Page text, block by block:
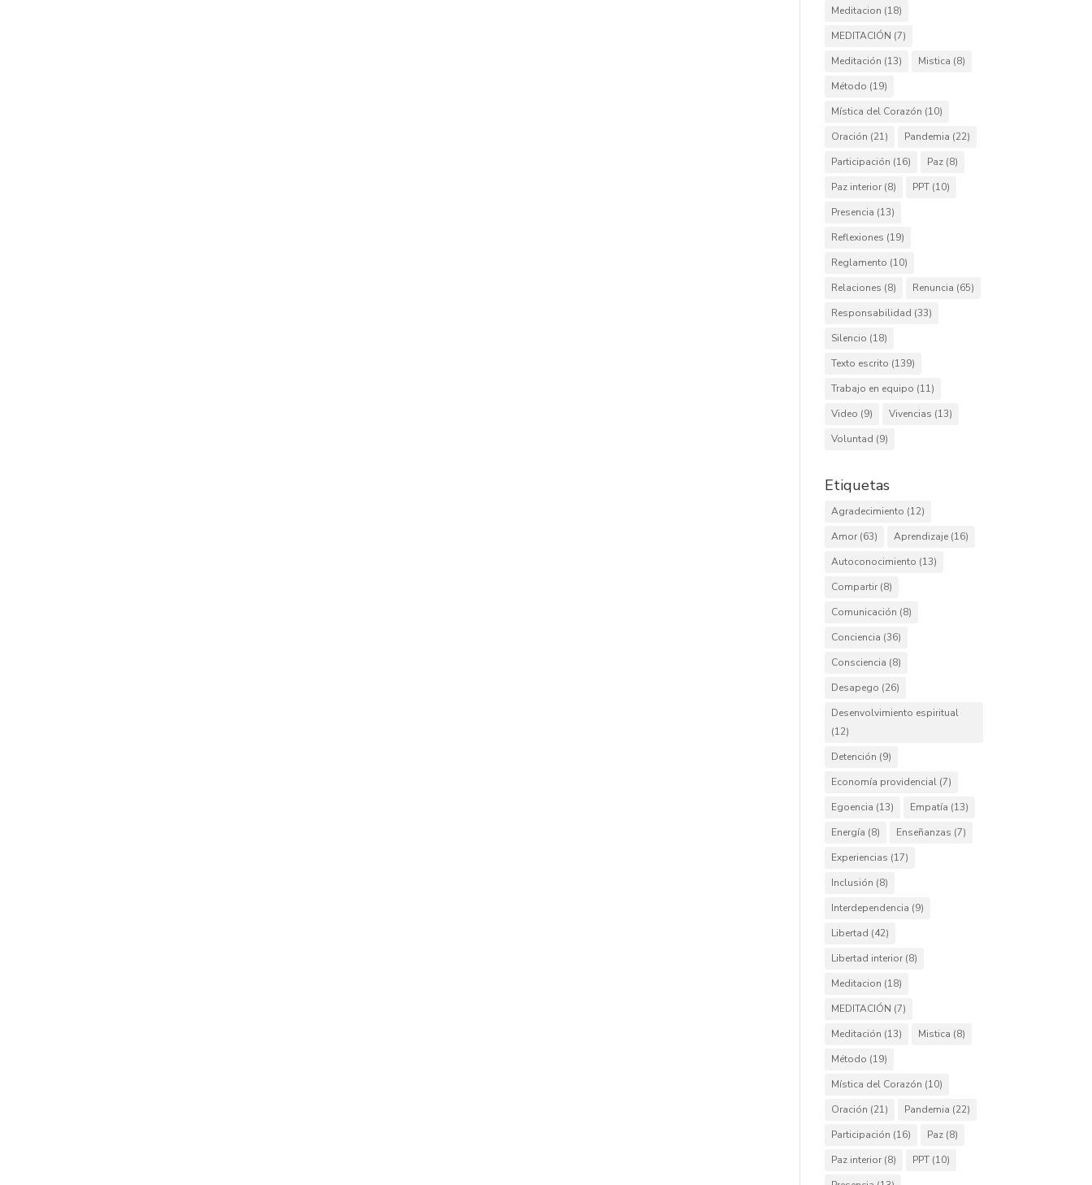
Meditacion (18)
MEDITACIÓN (7)
Meditación (13) Mistica (8)
Método (19)
Mística del Corazón (10)
Oración (21) Pandemia (22)
Participación (16) Paz (8)
Paz interior (8) PPT (10)
Presencia (13)
Reflexiones (19)
Reglamento (10)
Relaciones (8) Renuncia (65)
Responsabilidad (33)
Silencio (18)
Texto escrito (139)
Trabajo en equipo (11)
Video (9) Vivencias (13)
Voluntad (9)
Etiquetas
Agradecimiento (12)
Amor (63) Aprendizaje (16)
Autoconocimiento (13)
Compartir (8)
Comunicación (8)
Conciencia (36)
Consciencia (8)
Desapego (26)
Desenvolvimiento espiritual
(12)
Detención (9)
Economía providencial (7)
Egoencia (13) Empatía (13)
Energía (8) Enseñanzas (7)
Experiencias (17)
Inclusión (8)
Interdependencia (9)
Libertad (42)
Libertad interior (8)
Meditacion (18)
MEDITACIÓN (7)
Meditación (13) Mistica (8)
Método (19)
Mística del Corazón (10)
Oración (21) Pandemia (22)
Participación (16) Paz (8)
Paz interior (8) PPT (10)